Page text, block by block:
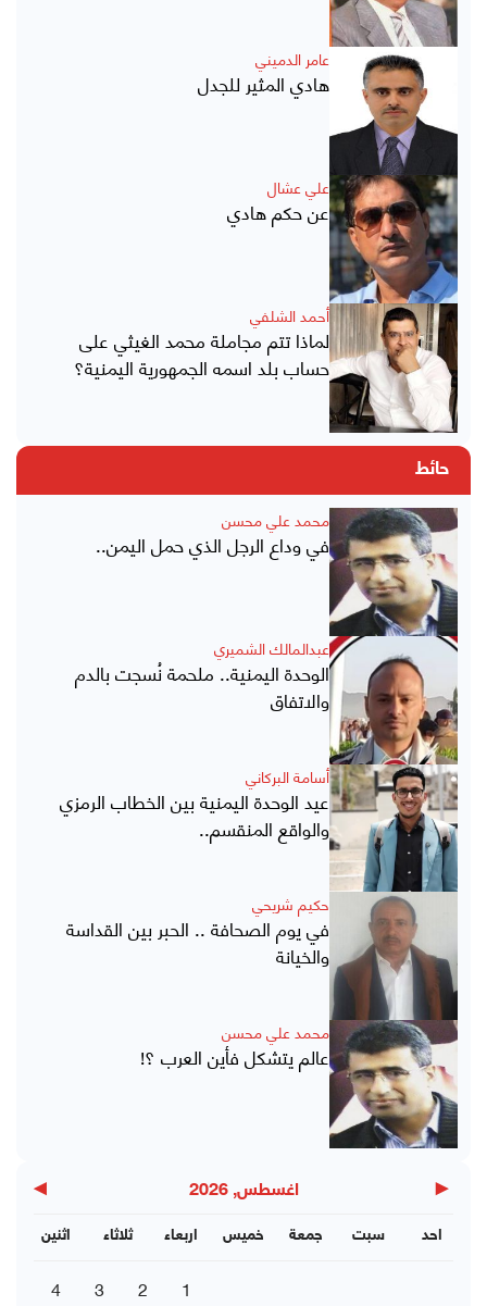
عامر الدميني
هادي المثير للجدل
علي عشال
عن حكم هادي
أحمد الشلفي
لماذا تتم مجاملة محمد الغيثي على
حساب بلد اسمه الجمهورية اليمنية؟
حائط
محمد علي محسن
في وداع الرجل الذي حمل اليمن..
عبدالمالك الشميري
الوحدة اليمنية.. ملحمة نُسجت بالدم
والاتفاق
أسامة البركاني
عيد الوحدة اليمنية بين الخطاب الرمزي
والواقع المنقسم..
حكيم شريحي
في يوم الصحافة .. الحبر بين القداسة
والخيانة
محمد علي محسن
عالم يتشكل فأين العرب ؟!
◀ اغسطس, 2026 ▶
اثنين ثلاثاء اربعاء خميس جمعة سبت احد
1
2
3
4